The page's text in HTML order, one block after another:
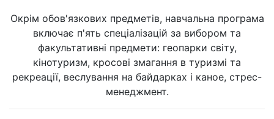
Окрім обов'язкових предметів, навчальна програма
включає п'ять спеціалізацій за вибором та
факультативні предмети: геопарки світу,
кінотуризм, кросові змагання в туризмі та
рекреації, веслування на байдарках і каное, стрес-
менеджмент.